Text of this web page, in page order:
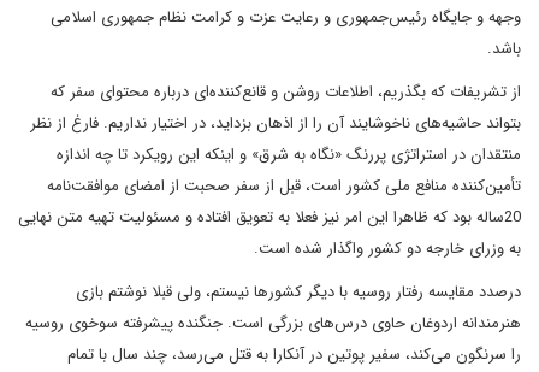
وجهه و جایگاه رئیس‌جمهوری و رعایت عزت و کرامت نظام جمهوری اسلامی
باشد.
از تشریفات که بگذریم، اطلاعات روشن و قانع‌کننده‌ای درباره محتوای سفر که
بتواند حاشیه‌های ناخوشایند آن را از اذهان بزداید، در اختیار نداریم. فارغ از نظر
منتقدان در استراتژی پررنگ «نگاه به شرق» و اینکه این رویکرد تا چه اندازه
تأمین‌کننده منافع ملی کشور است، قبل از سفر صحبت از امضای موافقت‌نامه
20ساله بود که ظاهرا این امر نیز فعلا به تعویق افتاده و مسئولیت تهیه متن نهایی
به وزرای خارجه دو کشور واگذار شده است.
درصدد مقایسه رفتار روسیه با دیگر کشورها نیستم، ولی قبلا نوشتم بازی
هنرمندانه اردوغان حاوی درس‌های بزرگی است. جنگنده پیشرفته سوخوی روسیه
را سرنگون می‌کند، سفیر پوتین در آنکارا به قتل می‌رسد، چند سال با تمام